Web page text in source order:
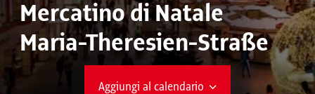
Mercatino di Natale
Maria-Theresien-Straße
Aggiungi al calendario